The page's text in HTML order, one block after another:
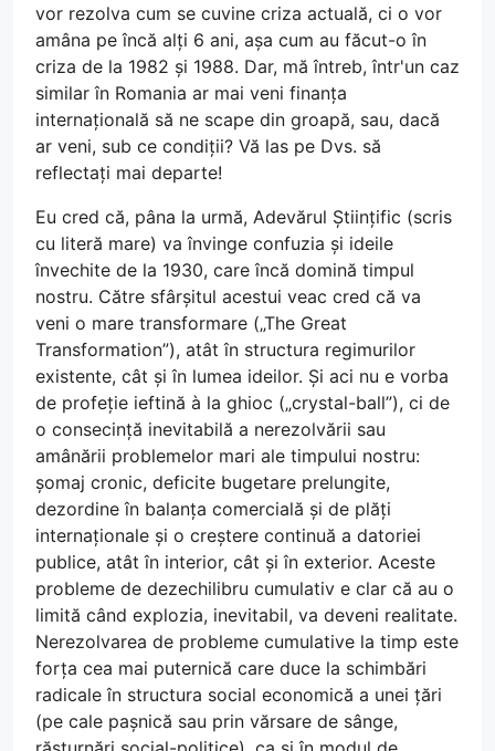
vor rezolva cum se cuvine criza actuală, ci o vor
amâna pe încă alți 6 ani, așa cum au făcut-o în
criza de la 1982 și 1988. Dar, mă întreb, într'un caz
similar în Romania ar mai veni finanța
internațională să ne scape din groapă, sau, dacă
ar veni, sub ce condiții? Vă las pe Dvs. să
reflectați mai departe!
Eu cred că, pâna la urmă, Adevărul Științific (scris
cu literă mare) va învinge confuzia și ideile
învechite de la 1930, care încă domină timpul
nostru. Către sfârșitul acestui veac cred că va
veni o mare transformare („The Great
Transformation”), atât în structura regimurilor
existente, cât și în lumea ideilor. Și aci nu e vorba
de profeție ieftină à la ghioc („crystal-ball”), ci de
o consecință inevitabilă a nerezolvării sau
amânării problemelor mari ale timpului nostru:
șomaj cronic, deficite bugetare prelungite,
dezordine în balanța comercială și de plăți
internaționale și o creștere continuă a datoriei
publice, atât în interior, cât și în exterior. Aceste
probleme de dezechilibru cumulativ e clar că au o
limită când explozia, inevitabil, va deveni realitate.
Nerezolvarea de probleme cumulative la timp este
forța cea mai puternică care duce la schimbări
radicale în structura social economică a unei țări
(pe cale pașnică sau prin vărsare de sânge,